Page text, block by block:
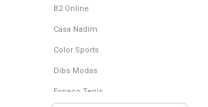
B2 Online
Casa Nadim
Color Sports
Dibs Modas
Espaço Tenis